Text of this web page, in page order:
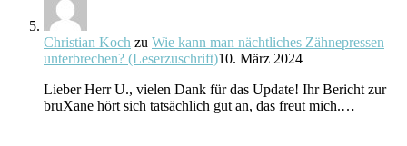
Christian Koch zu Wie kann man nächtliches Zähnepressen
unterbrechen? (Leserzuschrift)10. März 2024
Lieber Herr U., vielen Dank für das Update! Ihr Bericht zur
bruXane hört sich tatsächlich gut an, das freut mich.…